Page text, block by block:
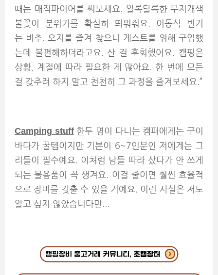
때는 매직파이어를 써보세요. 알록달록한 무지개색
불꽃이 분위기를 확실히 띄워줘요. 이동식 변기
는 비추. 오지를 즐겨 찾으니 게스트를 위해 구입했
는데 불편해하더라고요. 산 걸 후회했어요. 캠핑은
상황, 계절에 따라 필요한 게 많아요. 한 번에 모든
걸 갖추려 하지 말고 천천히 그 과정을 즐겨보세요.”
Camping stuff한두 명이 다니는 캠퍼에게는 구이
바다가 꿀템이지만 기본이 6~7인분인 저에게는 그
리들이 필수예요. 이처럼 남들 따라 샀다가 안 쓰게
되는 불용품이 꼭 생겨요. 이걸 줄이면 훨씬 효율적
으로 장비를 갖출 수 있을 거예요. 이런 사실은 저도
알고 싶지 않았습니다만...